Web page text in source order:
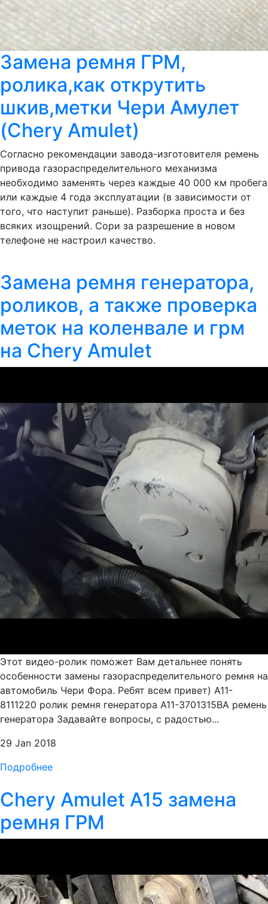
Замена ремня ГРМ,
ролика,как открутить
шкив,метки Чери Амулет
(Chery Amulet)
Согласно рекомендации завода-изготовителя ремень
привода газораспределительного механизма
необходимо заменять через каждые 40 000 км пробега
или каждые 4 года эксплуатации (в зависимости от
того, что наступит раньше). Разборка проста и без
всяких изощрений. Сори за разрешение в новом
телефоне не настроил качество.
Замена ремня генератора,
роликов, а также проверка
меток на коленвале и грм
на Chery Amulet
Этот видео-ролик поможет Вам детальнее понять
особенности замены газораспределительного ремня на
автомобиль Чери Фора. Ребят всем привет) A11-
8111220 ролик ремня генератора A11-3701315BA ремень
генератора Задавайте вопросы, с радостью...
29 Jan 2018
Подробнее
Chery Amulet А15 замена
ремня ГРМ